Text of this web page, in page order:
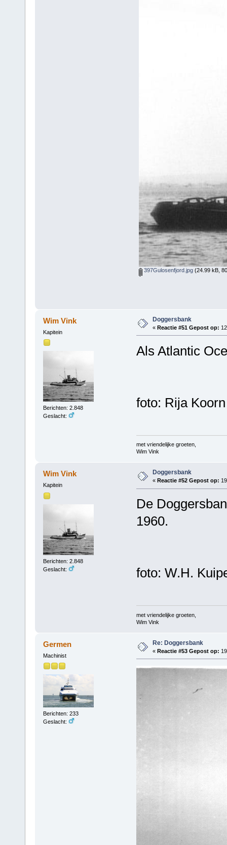
397Gulosenfjord.jpg(24.99 kB,
Wim Vink
Kapitein
Berichten: 2.848
Geslacht:
Doggersbank
« Reactie #51 Gepost op:
Als Atlantic
foto: Rija Koorn
met vriendelijke groeten,
Wim Vink
Wim Vink
Kapitein
Berichten: 2.848
Geslacht:
Doggersbank
« Reactie #52 Gepost op:
De
1960.
foto: W.H.
met vriendelijke groeten,
Wim Vink
Germen
Machinist
Berichten: 233
Geslacht:
Re: Doggersbank
« Reactie #53 Gepost op: